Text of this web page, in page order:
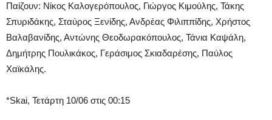
Παίζουν: Νίκος Καλογερόπουλος, Γιώργος Κιμούλης, Τάκης
Σπυριδάκης, Σταύρος Ξενίδης, Ανδρέας Φιλιππίδης, Χρήστος
Βαλαβανίδης, Αντώνης Θεοδωρακόπουλος, Τάνια Καψάλη,
Δημήτρης Πουλικάκος, Γεράσιμος Σκιαδαρέσης, Παύλος
Χαϊκάλης.
*Skai, Τετάρτη 10/06 στις 00:15